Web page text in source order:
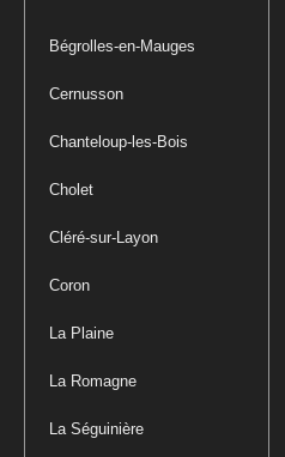
Bégrolles-en-Mauges
Cernusson
Chanteloup-les-Bois
Cholet
Cléré-sur-Layon
Coron
La Plaine
La Romagne
La Séguinière